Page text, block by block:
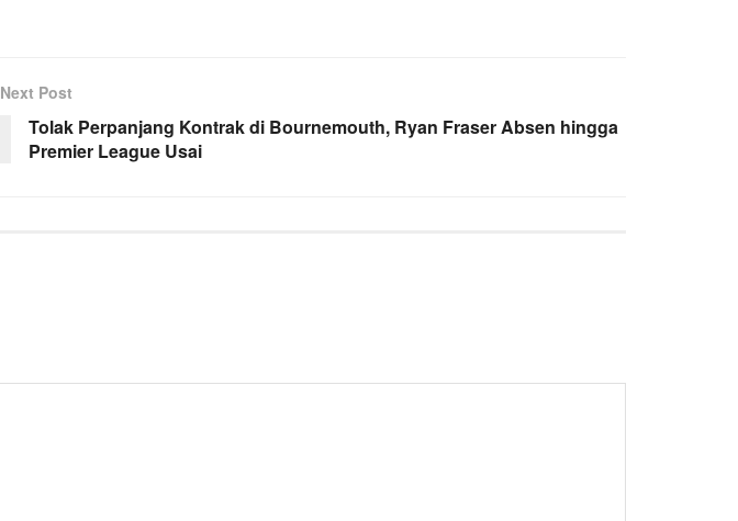
Next Post
Tolak Perpanjang Kontrak di Bournemouth, Ryan Fraser Absen hingga
Premier League Usai